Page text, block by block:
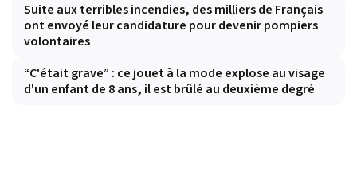
Suite aux terribles incendies, des milliers de Français
ont envoyé leur candidature pour devenir pompiers
volontaires
“C'était grave” : ce jouet à la mode explose au visage
d'un enfant de 8 ans, il est brûlé au deuxième degré